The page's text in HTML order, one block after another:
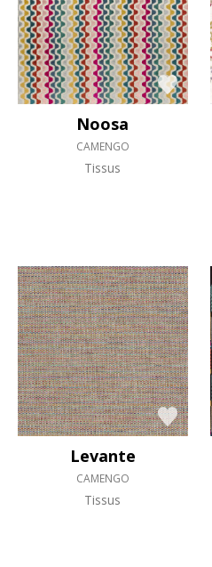
Noosa
CAMENGO
Tissus
Levante
CAMENGO
Tissus